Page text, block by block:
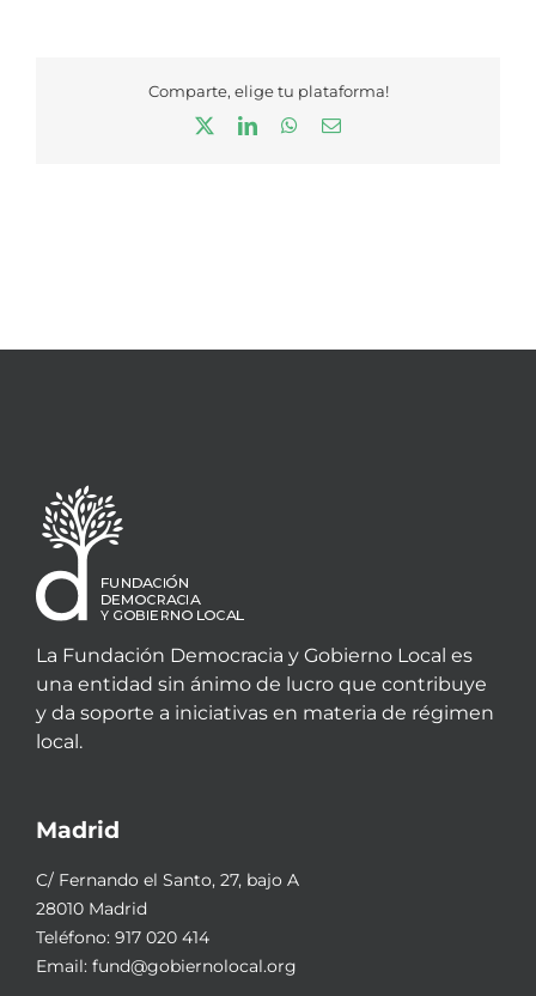
Comparte, elige tu plataforma!
LinkedInWhatsApp
Correo
La Fundación Democracia y Gobierno Local es
una entidad sin ánimo de lucro que contribuye
y da soporte a iniciativas en materia de régimen
local.
Madrid
C/ Fernando el Santo, 27, bajo A
28010 Madrid
Teléfono: 917 020 414
Email: fund@gobiernolocal.org